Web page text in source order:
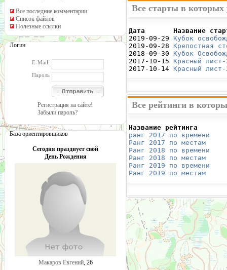
Все последние комментарии
Список файлов
Полезные ссылки
Логин
E-Mail:
Пароль
Регистрация на сайте!
Забыли пароль?
База ориентировщиков
Сегодня празднует свой
День Рождения
Макаров Евгений, 26
Все старты в
Дата       Название
2019-09-29 Кубок
2019-09-28 Крепостная
2018-09-30 Кубок
2017-10-15 Красный
2017-10-14 Красный
Все рейтинги в
Название рейтинга
ранг 2017 по времени
Ранг 2017 по местам
Ранг 2018 по времени
Ранг 2018 по местам
Ранг 2019 по времени
Ранг 2019 по местам